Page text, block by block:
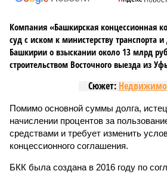
Компания «Башкирская концессионная
суд с иском к министерству транспорта
Башкирии о взыскании около 13 млрд
строительством Восточного выезда из
Сюжет:
Помимо основной суммы долга,
начислении процентов за
средствами и требует изменить
концессионного соглашения.
БКК была создана в 2016 году по